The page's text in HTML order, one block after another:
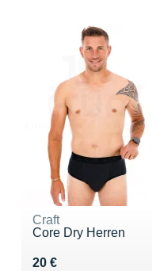
Craft
Core Dry Herren
20 €
Vendu 20 €